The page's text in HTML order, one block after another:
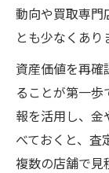
動向や買取専門
とも少なくあり
資産価値を再
ることが第一
報を活用し、
べておくと、査
複数の店舗で見